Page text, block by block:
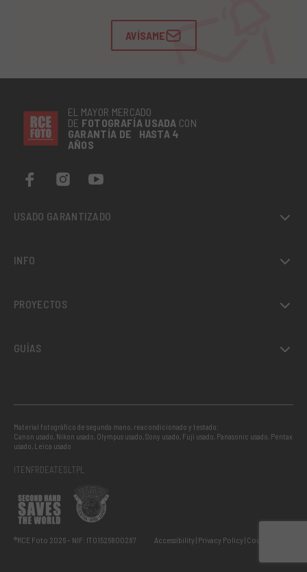
AVÍSAME
EL MAYOR MERCADO
DE FOTOGRAFÍA USADA CON
GARANTÍA DE HASTA 4
AÑOS
USADO GARANTIZADO
INFO
PROYECTOS
GUÍAS
Material fotográfico de segunda mano, reacondicionado y testado:
Canon usado, Nikon usado, Olympus usado,Sony usado, Fuji usado, Panasonic usado, Pentax
usado, Leica usado
ITENFRDEATESLTPL
®RCE Foto 2026 – NIF: IT01526800287 Accessibility Privacy Policy Cookie Policy